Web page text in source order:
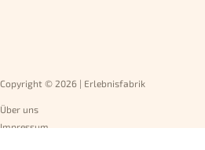
Copyright © 2026 | Erlebnisfabrik
Über uns
Impressum